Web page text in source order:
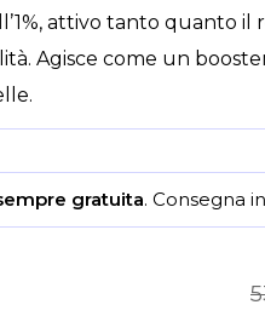
attivo tanto quanto il
Agisce come un
gratuita. Consegna in